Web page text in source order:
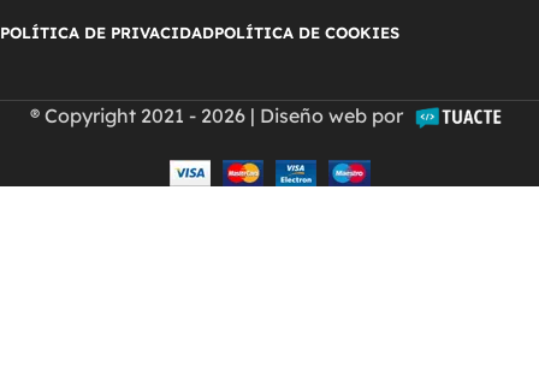
POLÍTICA DE PRIVACIDADPOLÍTICA DE COOKIES
® Copyright 2021 - 2026 | Diseño web por